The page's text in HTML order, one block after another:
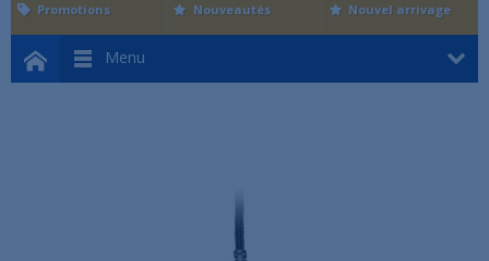
Menu
Promotions Nouveautés Nouvel arrivage